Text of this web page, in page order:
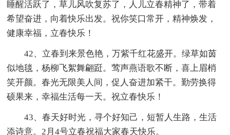
睡醒活跃了，草儿风吹复苏了，人儿立春精神了，带着
希望奋进，向着快乐出发。祝你笑口常开，精神焕发，
健康幸福，立春快乐！
42、立春到来景色艳，万紫千红花盛开。绿草如茵
似地毯，杨柳飞絮舞翩跹。莺声燕语歌不断，喜上眉梢
笑开颜。春光无限美人间，促人奋进加紧干。勤劳换得
硕果来，幸福生活每一天。祝立春快乐！
43、春天好时光，寻个好知己，短暂人生路，生活
添诗意。2月4号立春祝福大家春天快乐。